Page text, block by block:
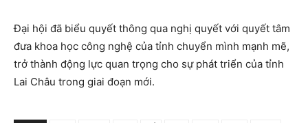
Đại hội đã biểu quyết thông qua nghị quyết với quyết tâm
đưa khoa học công nghệ của tỉnh chuyển mình mạnh mẽ,
trở thành động lực quan trọng cho sự phát triển của tỉnh
Lai Châu trong giai đoạn mới.